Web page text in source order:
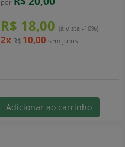
por
R$ 18,00 (à vista -10%)
2x R$ 10,00 sem juros
Adicionar ao carrinho